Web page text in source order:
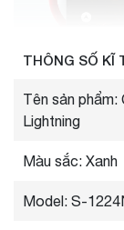
nghiệm uốn bạo
THÔNG SỐ KĨ
Tên sản
Lightning
Màu sắc: Xanh
Model: S-